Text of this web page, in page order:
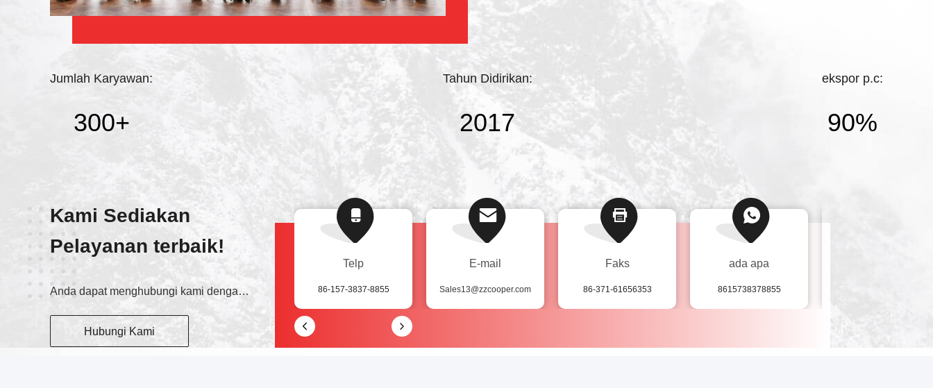
DONGEFNG, SINOTRUK HOWO, SHACMAN, BEIBEN,
seperti ...
Jumlah Karyawan:
300+
Tahun Didirikan:
2017
ekspor p.c:
90%
Kami Sediakan
Pelayanan terbaik!
Anda dapat menghubungi kami dengan berbagai cara
Hubungi Kami
Wechat wechat
+8615738378855
Telp
86-157-3837-8855
E-mail
Sales13@zzcooper.com
Faks
86-371-61656353
ada apa
8615738378855